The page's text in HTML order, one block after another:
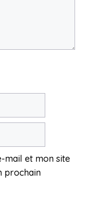
mail et mon site
prochain